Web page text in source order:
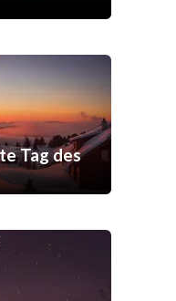
Tag des